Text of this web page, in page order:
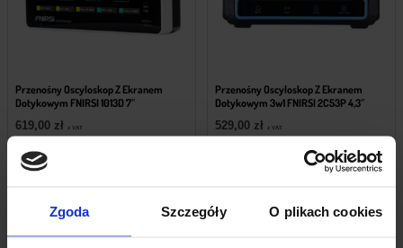
Zgoda Szczegóły O plikach cookies
Przenośny Oscyloskop Z Ekranem
Dotykowym FNIRSI 1013D 7″
619,00 zł z VAT
Przenośny Oscyloskop Z Ekranem
Dotykowym 3w1 FNIRSI 2C53P 4,3″
529,00 zł z VAT
z Polski w 24h